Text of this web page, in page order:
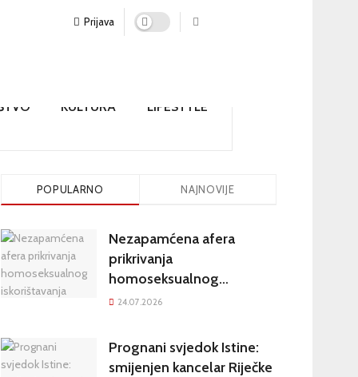
Prijava
KULTURA LIFESTYLE
POPULARNO NAJNOVIJE
Nezapamćena afera
prikrivanja
homoseksualnog
iskorištavanja maloljetnika
krugovima potresa
Hrvatsku
24.07.2026
Prognani svjedok Istine:
smijenjen kancelar Riječke